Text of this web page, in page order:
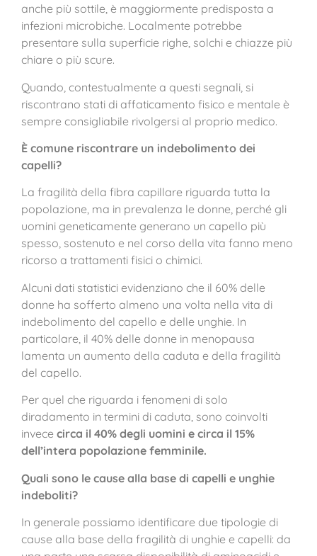
anche più sottile, è maggiormente predisposta a
infezioni microbiche. Localmente potrebbe
presentare sulla superficie righe, solchi e chiazze più
chiare o più scure.
Quando, contestualmente a questi segnali, si
riscontrano stati di affaticamento fisico e mentale è
sempre consigliabile rivolgersi al proprio medico.
È comune riscontrare un indebolimento dei
capelli?
La fragilità della fibra capillare riguarda tutta la
popolazione, ma in prevalenza le donne, perché gli
uomini geneticamente generano un capello più
spesso, sostenuto e nel corso della vita fanno meno
ricorso a trattamenti fisici o chimici.
Alcuni dati statistici evidenziano che il 60% delle
donne ha sofferto almeno una volta nella vita di
indebolimento del capello e delle unghie. In
particolare, il 40% delle donne in menopausa
lamenta un aumento della caduta e della fragilità
del capello.
Per quel che riguarda i fenomeni di solo
diradamento in termini di caduta, sono coinvolti
invece circa il 40% degli uomini e circa il 15%
dell’intera popolazione femminile.
Quali sono le cause alla base di capelli e unghie
indeboliti?
In generale possiamo identificare due tipologie di
cause alla base della fragilità di unghie e capelli: da